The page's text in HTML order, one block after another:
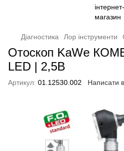
Діагностика Лор інструменти
Отоскоп KaWe
LED | 2,5В
Артикул: 01.12530.002 Написати